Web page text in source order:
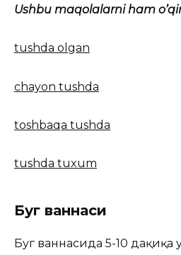
Ushbu maqolalarni ham
tushda olgan
chayon tushda
toshbaqa tushda
tushda tuxum
Буг ваннаси
Буг ваннасида 5-10 дақиқа